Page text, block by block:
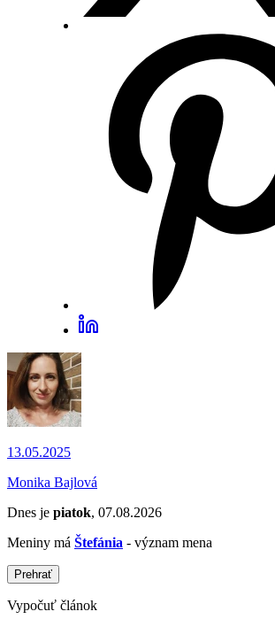
13.05.2025
Monika Bajlová
Dnes je piatok, 07.08.2026
Meniny má Štefánia - význam mena
Prehrať
Vypočuť článok